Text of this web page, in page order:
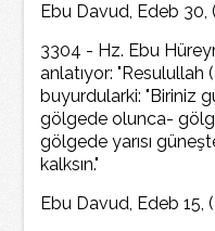
Ebu Davud, Edeb 30,
3304 - Hz. Ebu
anlatıyor:
buyurdularki: "Biriniz
gölgede olunca-
gölgede yarısı
kalksın."
Ebu Davud, Edeb 15,